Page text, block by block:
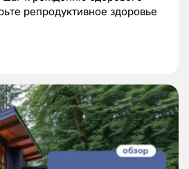
репродуктивное здоровье